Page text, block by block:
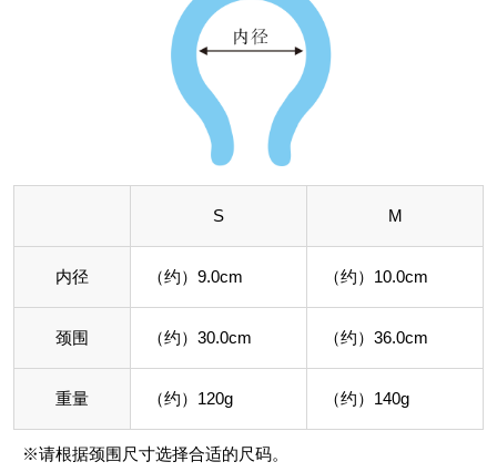
S M
内径 （约）9.0cm （约）10.0cm
颈围 （约）30.0cm （约）36.0cm
重量 （约）120g （约）140g
※请根据颈围尺寸选择合适的尺码。